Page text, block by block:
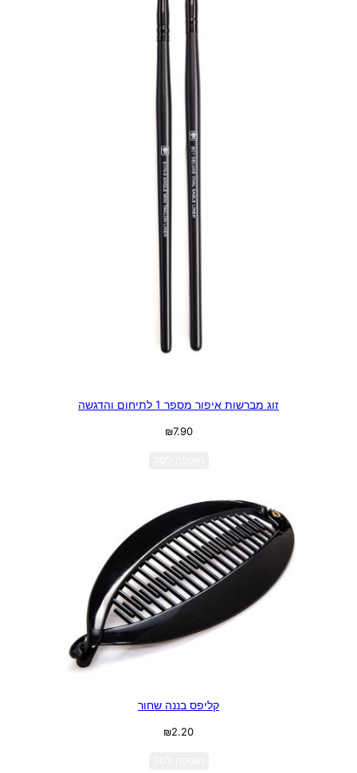
זוג מברשות איפור מספר 1 לתיחום והדגשה
₪7.90
קליפס בננה שחור
₪2.20